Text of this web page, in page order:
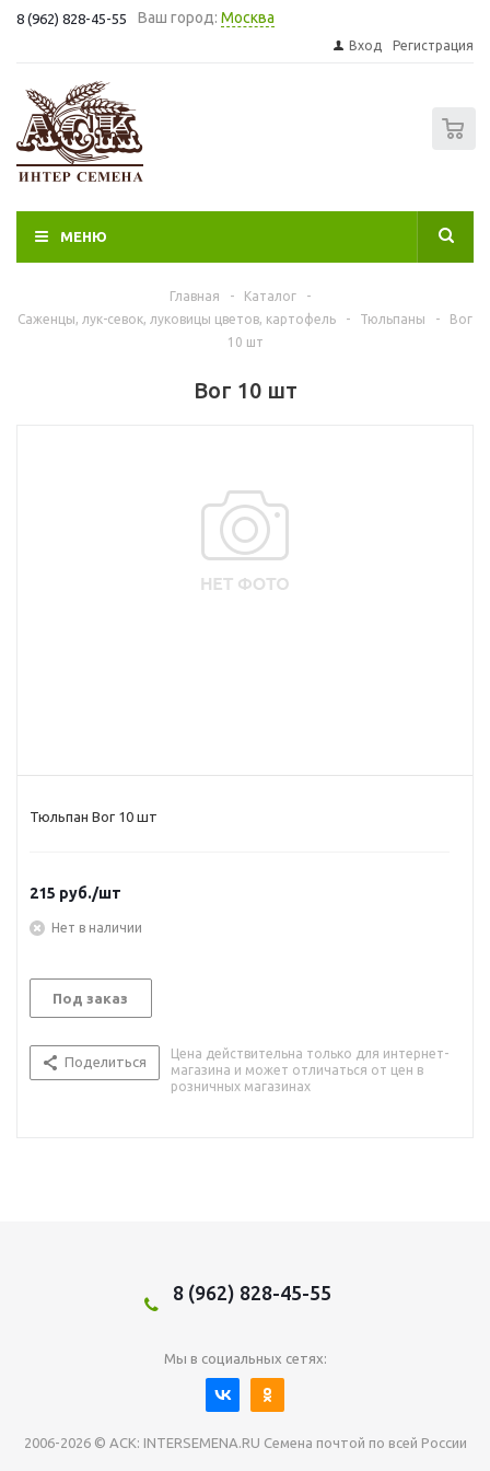
8 (962) 828-45-55 Ваш город: Москва
Вход Регистрация
МЕНЮ
Главная - Каталог
-
Саженцы, лук-севок, луковицы цветов, картофель
- Тюльпаны -
Вог
10 шт
Вог 10 шт
Тюльпан Вог 10 шт
215 руб./шт
Нет в наличии
Под заказ
Поделиться
Цена действительна только для интернет-
магазина и может отличаться от цен в
розничных магазинах
8 (962) 828-45-55
Мы в социальных сетях:
2006-2026 © АСК: INTERSEMENA.RU Семена почтой по всей России